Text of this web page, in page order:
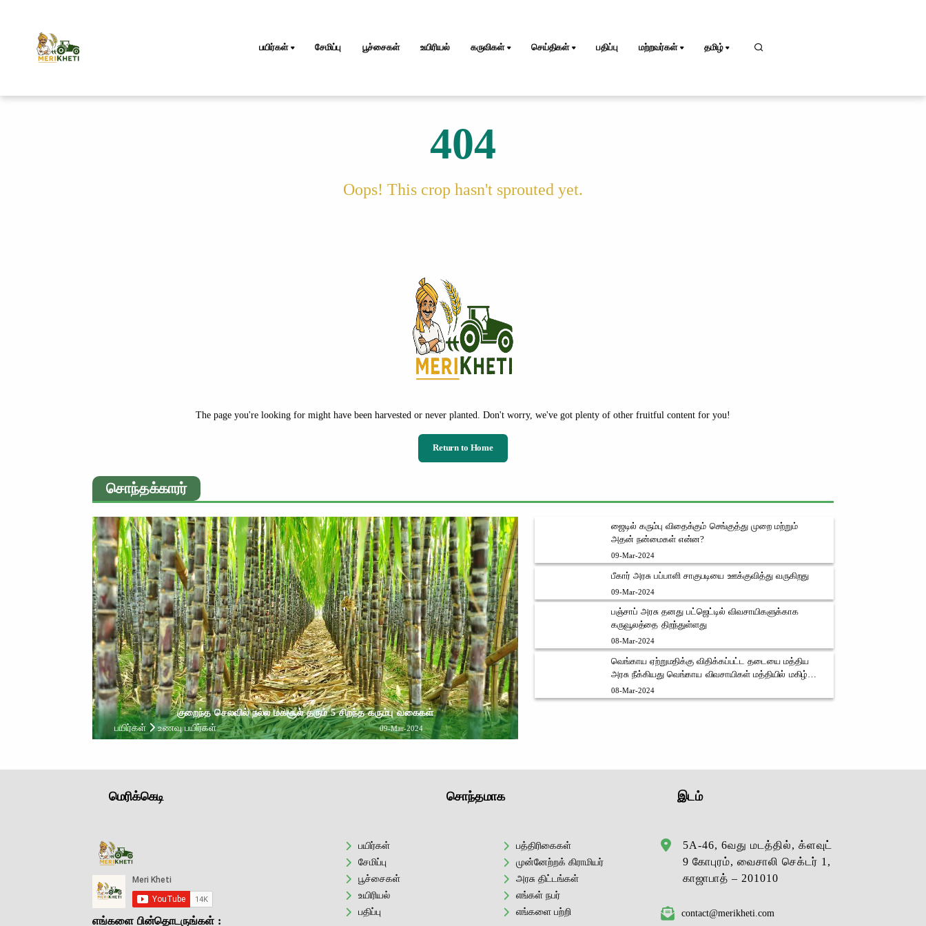
பயிர்கள் சேமிப்பு பூச்சைகள் உயிரியல் கருவிகள் செய்திகள் பதிப்பு மற்றவர்கள் தமிழ்
404
Oops! This crop hasn't sprouted yet.
The page you're looking for might have been harvested or never planted. Don't worry, we've got plenty of other fruitful content for you!
Return to Home
சொந்தக்காரர்
குறைந்த செலவில் நல்ல மகசூல் தரும் 5 சிறந்த கரும்பு வகைகள்
பயிர்கள்
உணவு பயிர்கள் 09-Mar-2024
ஜைடில் கரும்பு விதைக்கும் செங்குத்து முறை மற்றும்
அதன் நன்மைகள் என்ன?
09-Mar-2024
பீகார் அரசு பப்பாளி சாகுபடியை ஊக்குவித்து வருகிறது
09-Mar-2024
பஞ்சாப் அரசு தனது பட்ஜெட்டில் விவசாயிகளுக்காக
கருவூலத்தை திறந்துள்ளது
08-Mar-2024
வெங்காய ஏற்றுமதிக்கு விதிக்கப்பட்ட தடையை மத்திய
அரசு நீக்கியது வெங்காய விவசாயிகள் மத்தியில் மகிழ்ச்சி
அலை
08-Mar-2024
மெரிக்கெடி
எங்களை பின்தொடருங்கள் :
சொந்தமாக
பயிர்கள்
சேமிப்பு
பூச்சைகள்
உயிரியல்
பதிப்பு
பத்திரிகைகள்
முன்னேற்றக் கிராமியர்
அரசு திட்டங்கள்
எங்கள் நபர்
எங்களை பற்றி
இடம்
5A-46, 6வது மடத்தில், க்ளவுட்
9 கோபுரம், வைசாலி செக்டர் 1,
காஜாபாத் – 201010
contact@merikheti.com